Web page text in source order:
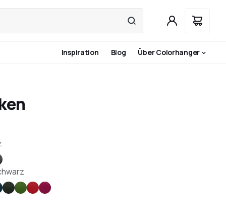
Inspiration Blog Über Colorhanger
Dunkelgrün
Apfelgrün
RotRosa